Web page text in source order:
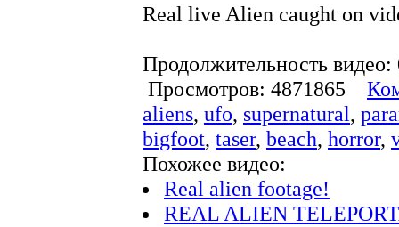
Real live Alien caught on
Продолжительность
Просмотров: 4871865
aliens, ufo, supernatural,
bigfoot, taser, beach, horror,
Похожее видео:
Real alien footage!
REAL ALIEN